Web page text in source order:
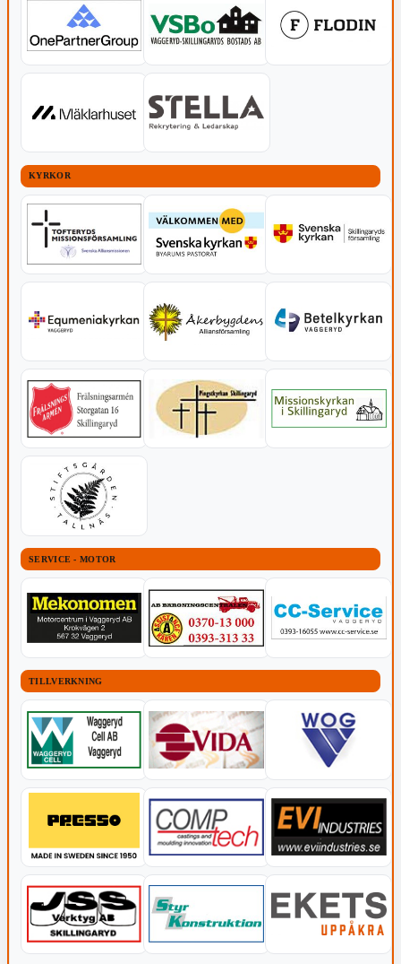
KYRKOR
SERVICE - MOTOR
TILLVERKNING